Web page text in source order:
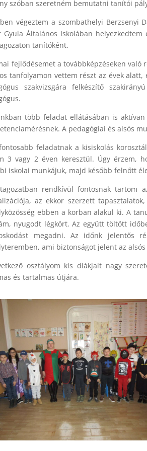
szóban szeretném bemutatni tanítói
végeztem a szombathelyi Berzsenyi
Gyula Általános Iskolában
tanítóként.
fejlődésemet a továbbképzéseken
tanfolyamon vettem részt az évek
szakvizsgára felkészítő
több feladat ellátásában is
A pedagógiai és alsós
feladatnak a kisiskolás
3 vagy 2 éven keresztül. Úgy érzem,
iskolai munkájuk, majd később felnőtt
rendkívül fontosnak tartom
az ekkor szerzett
ebben a korban alakul ki. A
nyugodt légkört. Az együtt töltött
megadni. Az időnk jelentős
ami biztonságot jelent az
osztályom kis diákjait nagy
és tartalmas útjára.